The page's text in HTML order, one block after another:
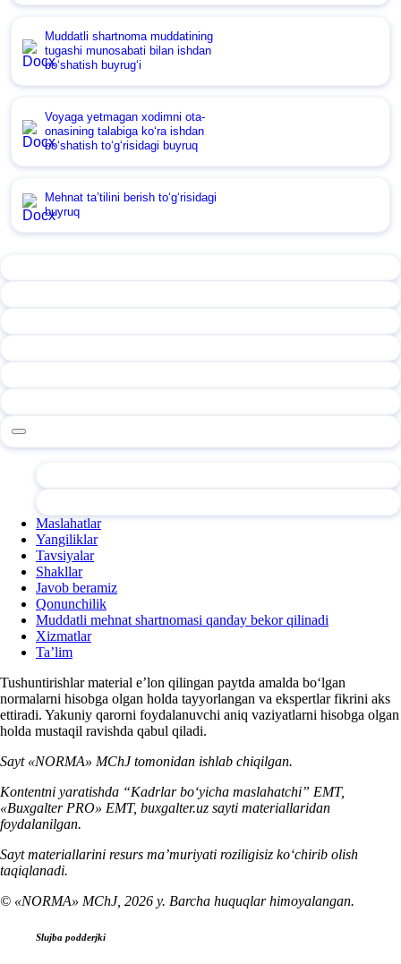
Muddatli shartnoma muddatining
tugashi munosabati bilan ishdan
boʻshatish buyrugʻi
Voyaga yetmagan хodimni ota-
onasining talabiga koʻra ishdan
boʻshatish toʻgʻrisidagi buyruq
Mehnat ta’tilini berish toʻgʻrisidagi
buyruq
Maslahatlar
Yangiliklar
Tavsiyalar
Shakllar
Javob beramiz
Qonunchilik
Muddatli mehnat shartnomasi qanday bekor qilinadi
Xizmatlar
Ta’lim
Tushuntirishlar material e’lon qilingan paytda amalda boʻlgan
normalarni hisobga olgan holda tayyorlangan va ekspertlar fikrini aks
ettiradi. Yakuniy qarorni foydalanuvchi aniq vaziyatlarni hisobga olgan
holda mustaqil ravishda qabul qiladi.
Sayt «NORMA» MChJ tomonidan ishlab chiqilgan.
Kontentni yaratishda “Kadrlar boʻyicha maslahatchi” EMT,
«Buxgalter PRO» EMT, buxgalter.uz sayti materiallaridan
foydalanilgan.
Sayt materiallarini resurs ma’muriyati roziligisiz koʻchirib olish
taqiqlanadi.
© «NORMA» MChJ, 2026 y. Barcha huquqlar himoyalangan.
Slujba podderjki